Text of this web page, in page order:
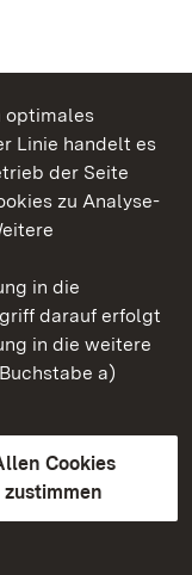
optimales
Linie handelt es
der Seite
zu Analyse-
in die
darauf erfolgt
in die weitere
a)
Cookies
zustimmen
Württemberg